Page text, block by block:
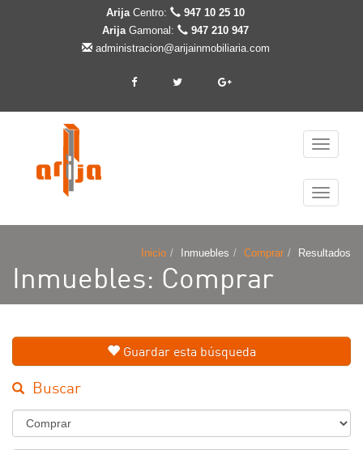
ArijaCentro:
947 10 25 10
ArijaGamonal:
947 210 947
administracion@arijainmobiliaria.com
Cambiar
Cambiar
Inicio Inmuebles Comprar Resultados
Inmuebles: Comprar
Guardar esta búsqueda
Buscar
Régimen